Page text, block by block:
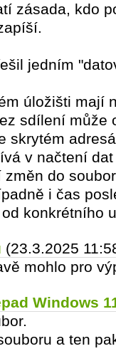
zásada, kdo
jedním
úložišti mají
sdílení může
skrytém
v načtení
do
i čas
konkrétního
(23.3.2025
mohlo pro
Windows
a ten